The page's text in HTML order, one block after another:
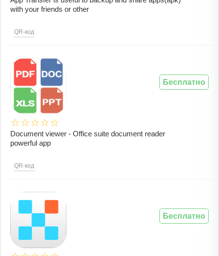
with your friends or other
QR-код
Document viewer - Office suite document reader
powerful app
QR-код
Бесплатно
Бесплатно